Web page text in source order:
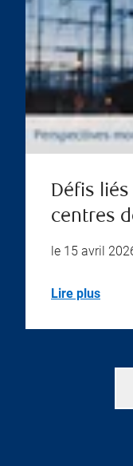
Défis
centres
le 15 avril
Lire plus